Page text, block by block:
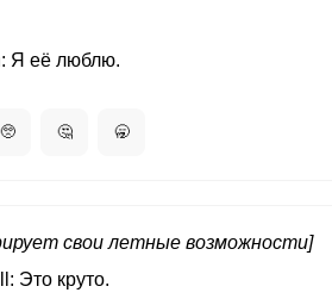
Я её люблю.
🥺 🤔 🥱
свои летные возможности]
Это круто.